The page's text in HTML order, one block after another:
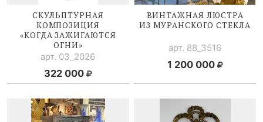
СКУЛЬПТУРНАЯ
КОМПОЗИЦИЯ
«КОГДА ЗАЖИГАЮТСЯ
ОГНИ»
арт. 03_2026
322 000
ВИНТАЖНАЯ ЛЮСТРА
ИЗ МУРАНСКОГО СТЕКЛА
арт. 88_3516
1 200 000